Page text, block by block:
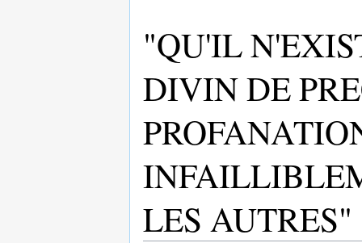
"QU'IL
DIVIN DE
LES AUTRES"